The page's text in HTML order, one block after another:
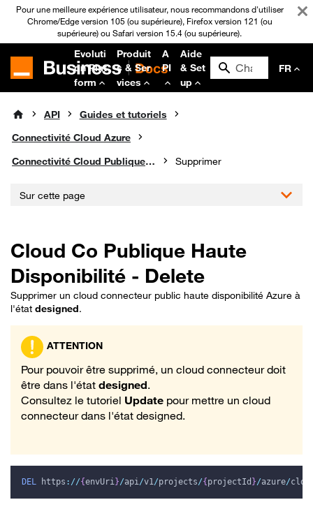
Pour une meilleure expérience utilisateur, nous recommandons d'utiliser
Chrome/Edge version 105 (ou supérieure), Firefox version 121 (ou
supérieure) ou Safari version 15.4 (ou supérieure).
Evoluti
on Plat
form
Produit
s & Ser
vices
A
PI
Aide
& Set
up
FR
API
Guides et tutoriels
Connectivité Cloud Azure
Connectivité Cloud Publique Haute Disponibilité
Supprimer
Sur cette page
Cloud Co Publique Haute
Disponibilité - Delete
Supprimer un cloud connecteur public haute disponibilité Azure à
l'état designed.
ATTENTION
Pour pouvoir être supprimé, un cloud connecteur doit
être dans l'état designed.
Consultez le tutoriel Update pour mettre un cloud
connecteur dans l'état designed.
DEL https : //{envUri }/api /v1 /projects/{projectId }/azure/